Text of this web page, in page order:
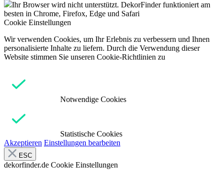
Ihr Browser wird nicht unterstützt. DekorFinder funktioniert am
besten in Chrome, Firefox, Edge und Safari
Cookie Einstellungen
Wir verwenden Cookies, um Ihr Erlebnis zu verbessern und Ihnen
personalisierte Inhalte zu liefern. Durch die Verwendung dieser
Website stimmen Sie unseren Cookie-Richtlinien zu
Notwendige Cookies
Statistische Cookies
Akzeptieren Einstellungen bearbeiten
ESC
dekorfinder.de Cookie Einstellungen